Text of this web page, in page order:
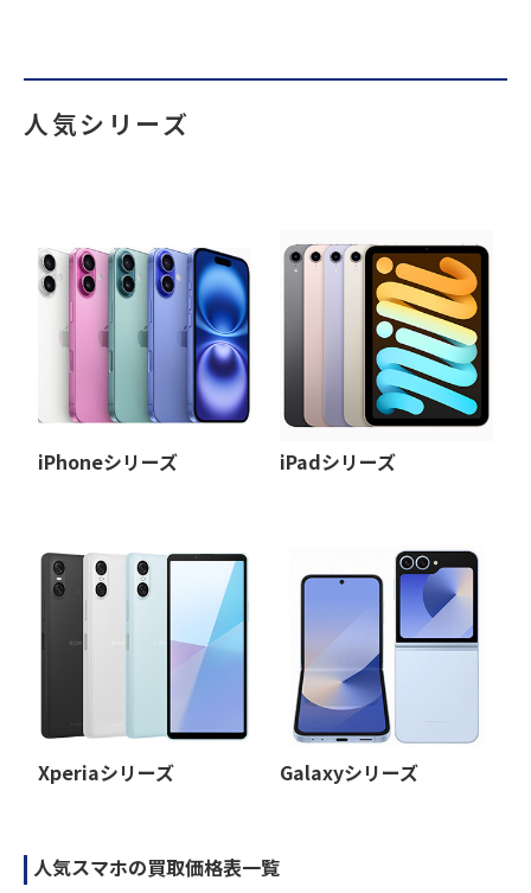
人気シリーズ
iPhoneシリーズ iPadシリーズ
Xperiaシリーズ Galaxyシリーズ
人気スマホの買取価格表一覧